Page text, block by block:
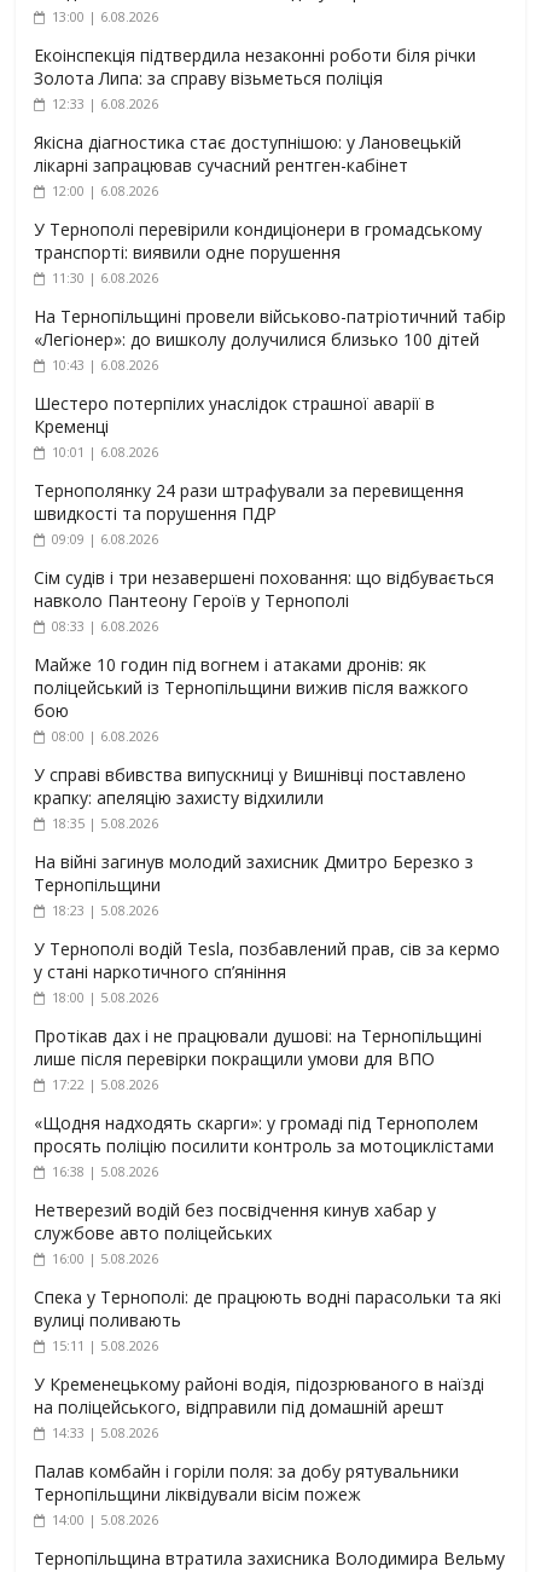
13:00 | 6.08.2026
Екоінспекція підтвердила незаконні роботи біля річки
Золота Липа: за справу візьметься поліція
12:33 | 6.08.2026
Якісна діагностика стає доступнішою: у Лановецькій
лікарні запрацював сучасний рентген-кабінет
12:00 | 6.08.2026
У Тернополі перевірили кондиціонери в громадському
транспорті: виявили одне порушення
11:30 | 6.08.2026
На Тернопільщині провели військово-патріотичний табір
«Легіонер»: до вишколу долучилися близько 100 дітей
10:43 | 6.08.2026
Шестеро потерпілих унаслідок страшної аварії в
Кременці
10:01 | 6.08.2026
Тернополянку 24 рази штрафували за перевищення
швидкості та порушення ПДР
09:09 | 6.08.2026
Сім судів і три незавершені поховання: що відбувається
навколо Пантеону Героїв у Тернополі
08:33 | 6.08.2026
Майже 10 годин під вогнем і атаками дронів: як
поліцейський із Тернопільщини вижив після важкого
бою
08:00 | 6.08.2026
У справі вбивства випускниці у Вишнівці поставлено
крапку: апеляцію захисту відхилили
18:35 | 5.08.2026
На війні загинув молодий захисник Дмитро Березко з
Тернопільщини
18:23 | 5.08.2026
У Тернополі водій Tesla, позбавлений прав, сів за кермо
у стані наркотичного сп’яніння
18:00 | 5.08.2026
Протікав дах і не працювали душові: на Тернопільщині
лише після перевірки покращили умови для ВПО
17:22 | 5.08.2026
«Щодня надходять скарги»: у громаді під Тернополем
просять поліцію посилити контроль за мотоциклістами
16:38 | 5.08.2026
Нетверезий водій без посвідчення кинув хабар у
службове авто поліцейських
16:00 | 5.08.2026
Спека у Тернополі: де працюють водні парасольки та які
вулиці поливають
15:11 | 5.08.2026
У Кременецькому районі водія, підозрюваного в наїзді
на поліцейського, відправили під домашній арешт
14:33 | 5.08.2026
Палав комбайн і горіли поля: за добу рятувальники
Тернопільщини ліквідували вісім пожеж
14:00 | 5.08.2026
Тернопільщина втратила захисника Володимира Вельму